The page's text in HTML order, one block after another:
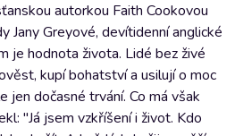
autorkou Faith Cookovou
Jany Greyové, devítidenní anglické
je hodnota života. Lidé bez živé
kupí bohatství a usilují o moc
jen dočasné trvání. Co má však
"Já jsem vzkříšení i život. Kdo